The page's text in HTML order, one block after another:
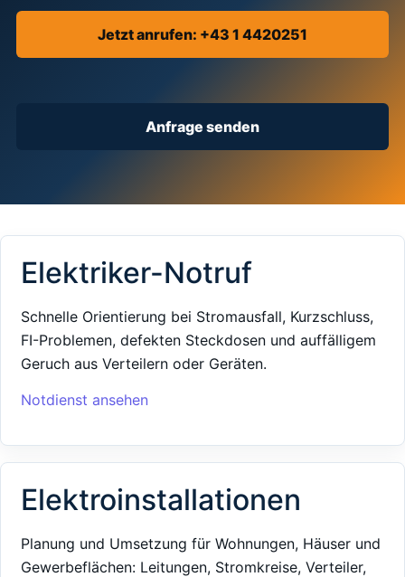
Jetzt anrufen: +43 1 4420251
Anfrage senden
Elektriker-Notruf
Schnelle Orientierung bei Stromausfall, Kurzschluss,
FI-Problemen, defekten Steckdosen und auffälligem
Geruch aus Verteilern oder Geräten.
Notdienst ansehen
Elektroinstallationen
Planung und Umsetzung für Wohnungen, Häuser und
Gewerbeflächen: Leitungen, Stromkreise, Verteiler,